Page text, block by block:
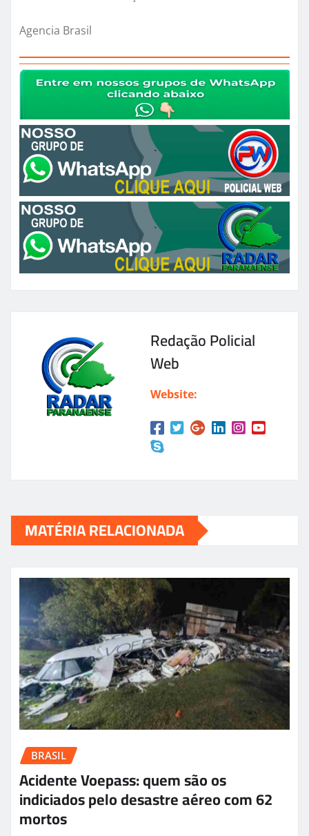
Agencia Brasil
Redação Policial
Web
Website:
MATÉRIA RELACIONADA
BRASIL
Acidente Voepass: quem são os
indiciados pelo desastre aéreo com 62
mortos